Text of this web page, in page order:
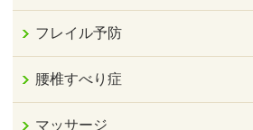
フレイル予防
腰椎すべり症
マッサージ